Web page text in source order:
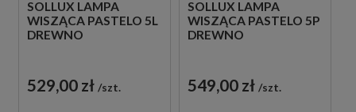
SOLLUX LAMPA
WISZĄCA PASTELO 5L
DREWNO
529,00 zł szt.
SOLLUX LAMPA
WISZĄCA PASTELO 5P
DREWNO
549,00 zł szt.